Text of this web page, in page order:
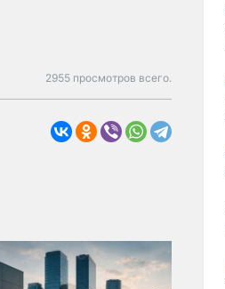
2955 просмотров всего.